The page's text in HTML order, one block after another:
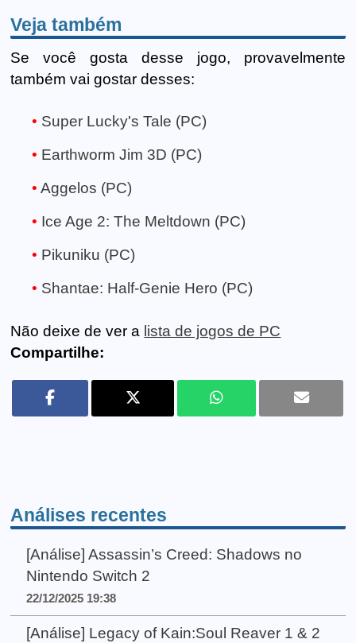
Veja também
Se você gosta desse jogo, provavelmente
também vai gostar desses:
Super Lucky's Tale (PC)
Earthworm Jim 3D (PC)
Aggelos (PC)
Ice Age 2: The Meltdown (PC)
Pikuniku (PC)
Shantae: Half-Genie Hero (PC)
Não deixe de ver a lista de jogos de PC
Compartilhe:
Análises recentes
[Análise] Assassin’s Creed: Shadows no
Nintendo Switch 2
22/12/2025 19:38
[Análise] Legacy of Kain:Soul Reaver 1 & 2